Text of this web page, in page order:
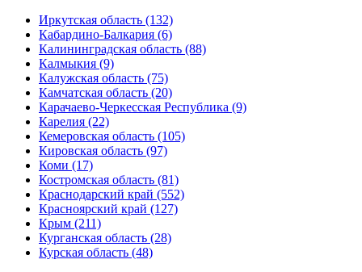
Иркутская область (132)
Кабардино-Балкария (6)
Калининградская область (88)
Калмыкия (9)
Калужская область (75)
Камчатская область (20)
Карачаево-Черкесская Республика (9)
Карелия (22)
Кемеровская область (105)
Кировская область (97)
Коми (17)
Костромская область (81)
Краснодарский край (552)
Красноярский край (127)
Крым (211)
Курганская область (28)
Курская область (48)